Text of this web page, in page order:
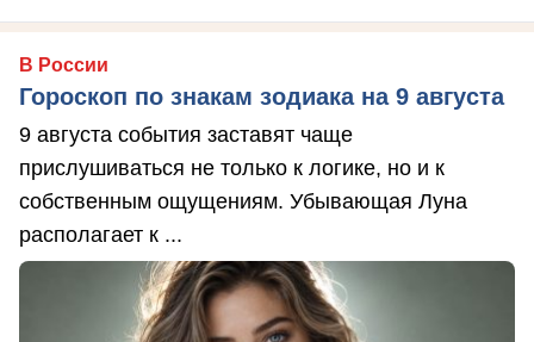
В России
Гороскоп по знакам зодиака на 9 августа
9 августа события заставят чаще
прислушиваться не только к логике, но и к
собственным ощущениям. Убывающая Луна
располагает к ...